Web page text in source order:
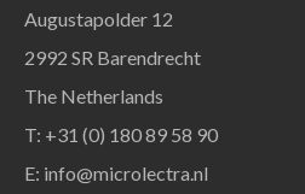
Augustapolder 12
2992 SR Barendrecht
The Netherlands
T: +31 (0) 180 89 58 90
E: info@microlectra.nl